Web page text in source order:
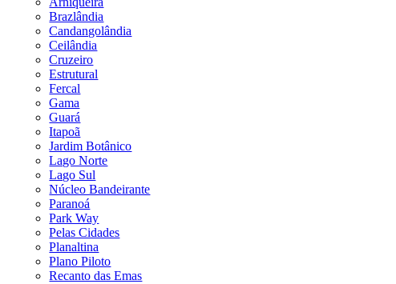
Brazlândia
Candangolândia
Ceilândia
Cruzeiro
Estrutural
Fercal
Gama
Guará
Itapoã
Jardim Botânico
Lago Norte
Lago Sul
Núcleo Bandeirante
Paranoá
Park Way
Pelas Cidades
Planaltina
Plano Piloto
Recanto das Emas